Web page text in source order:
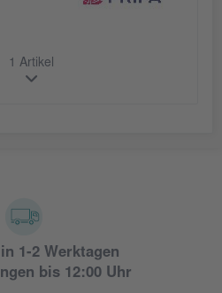
1 Artikel
1-2 Werktagen
bis 12:00 Uhr